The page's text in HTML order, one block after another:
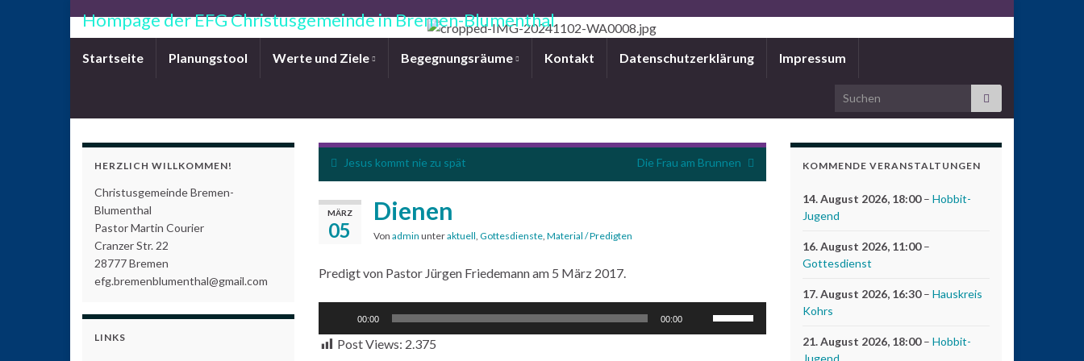
Hompage der EFG Christusgemeinde in Bremen-Blumenthal
Startseite Planungstool Werte und Ziele Begegnungsräume Kontakt Datenschutzerklärung Impressum
Search for:
Jesus kommt nie zu spät Die Frau am Brunnen
MÄRZ
05
Dienen
Von admin unteraktuell Gottesdienste, Material / Predigten
Predigt von Pastor Jürgen Friedemann am 5 März 2017.
00:00 00:00
Post Views: 2.375
HERZLICH WILLKOMMEN!
Christusgemeinde Bremen-
Blumenthal
Pastor Martin Courier
Cranzer Str. 22
28777 Bremen
efg.bremenblumenthal@gmail.com
LINKS
KOMMENDE VERANSTALTUNGEN
14. August 2026, 18:00– Hobbit-
Jugend
16. August 2026, 11:00–
Gottesdienst
17. August 2026, 16:30– Hauskreis
Kohrs
21. August 2026, 18:00– Hobbit-
Jugend